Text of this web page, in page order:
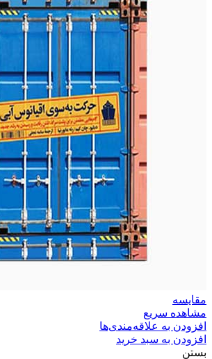
مقایسه
مشاهده سریع
افزودن به علاقه‌مندی‌ها
افزودن به سبد خرید
بستن